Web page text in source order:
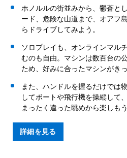
ホノルルの街並みから、鬱蒼と
ード、危険な山道まで、オアフ
らドライブしてみよう。
ソロプレイも、オンラインマル
むのも自由。マシンは数百台の
ため、好みに合ったマシンがき
また、ハンドルを握るだけでは
してボートや飛行機を操縦して
まったく違った眺めから楽しもう
詳細を見る